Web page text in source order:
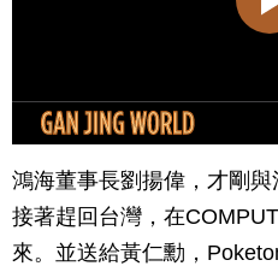
鴻海董事長劉揚偉，才剛
接著趕回台灣，在
來。並送給黃仁勳，